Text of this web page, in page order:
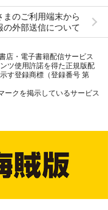
まのご利用端末から
の外部送信について
店・電子書籍配信サービス
ツ使用許諾を得た正規版配
す登録商標（登録番号 第
ークを掲示しているサービス